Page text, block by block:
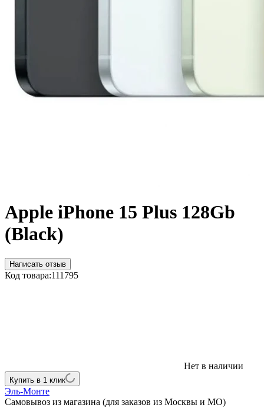
Apple iPhone 15 Plus 128Gb
(Black)
Написать отзыв
Код товара:111795
Нет в наличии
Купить в 1 клик
Эль-Монте
Самовывоз из магазина (для заказов из Москвы и МО)